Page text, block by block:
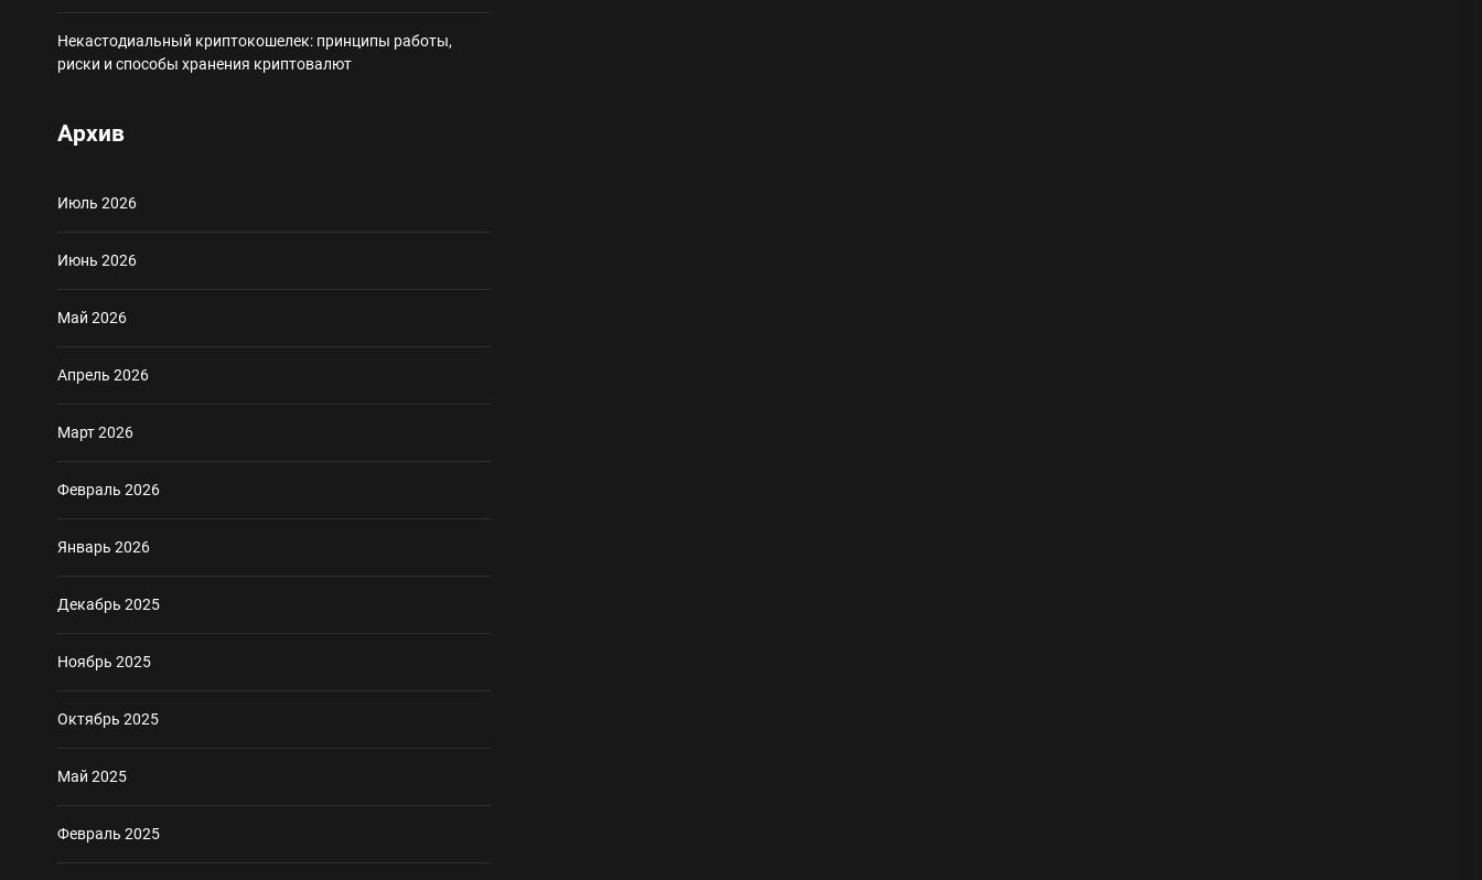
Некастодиальный криптокошелек: принципы работы,
риски и способы хранения криптовалют
Архив
Июль 2026
Июнь 2026
Май 2026
Апрель 2026
Март 2026
Февраль 2026
Январь 2026
Декабрь 2025
Ноябрь 2025
Октябрь 2025
Май 2025
Февраль 2025